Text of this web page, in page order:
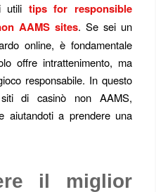
utili tips for responsible
AAMS sites. Se sei un
online, è fondamentale
offre intrattenimento, ma
responsabile. In questo
di casinò non AAMS,
aiutandoti a prendere una
il miglior